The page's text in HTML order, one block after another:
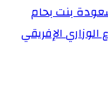
بنت بحام
الوزاري الإفريقي